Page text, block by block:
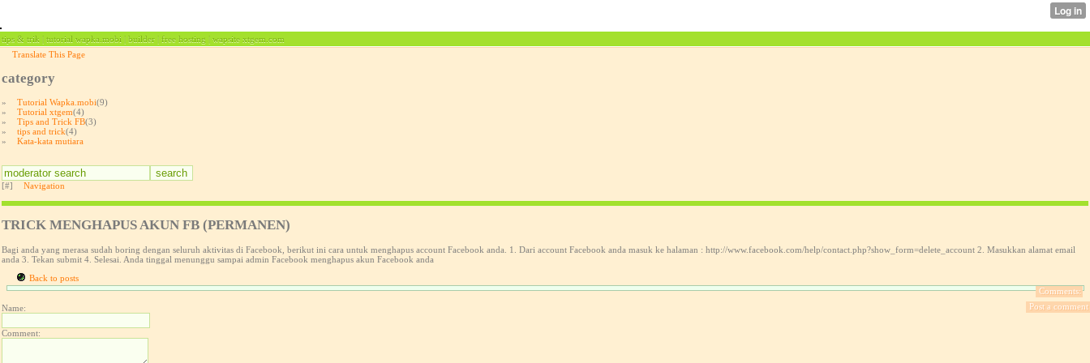
tips & trik | tutorial wapka.mobi | builder | free hosting | wapsite xtgem.com
Translate This Page
category
» Tutorial Wapka.mobi(9)
»
Tutorial xtgem(4)
»
Tips and Trick FB(3)
»
tips and trick(4)
»
Kata-kata mutiara
[#] Navigation
TRICK MENGHAPUS AKUN FB (PERMANEN)
Bagi anda yang merasa sudah boring dengan seluruh aktivitas di Facebook, berikut ini cara untuk menghapus account Facebook anda. 1. Dari account Facebook anda masuk ke halaman : http://www.facebook.com/help/contact.php?show_form=delete_account 2. Masukkan alamat email
anda 3. Tekan submit 4. Selesai. Anda tinggal menunggu sampai admin Facebook menghapus akun Facebook anda
Back to posts
Comments:
Post a comment
Name:
Comment: